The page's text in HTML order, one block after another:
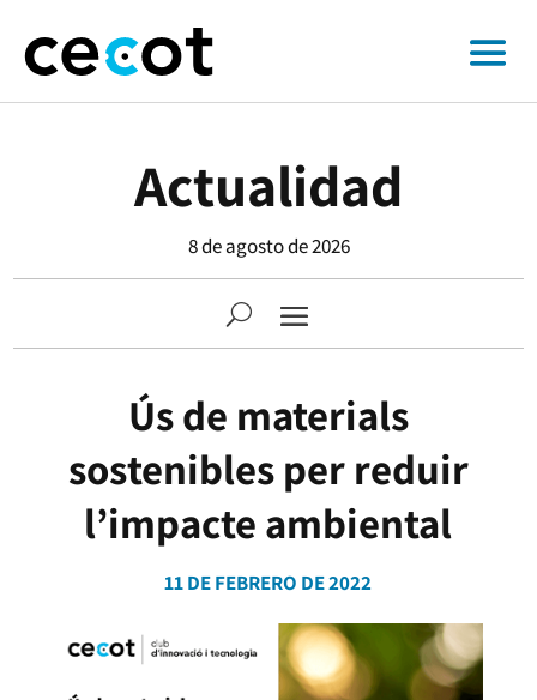
Actualidad
8 de agosto de 2026
Ús de materials
sostenibles per reduir
l’impacte ambiental
11 DE FEBRERO DE 2022